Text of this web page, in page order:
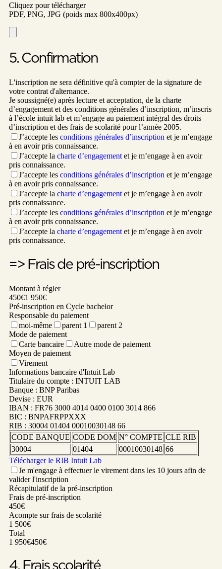
Cliquez pour télécharger
PDF, PNG, JPG (poids max 800x400px)
5. Confirmation
L'inscription ne sera définitive qu'à compter de la signature de
votre contrat d'alternance.
Je soussigné(e) après lecture et acceptation, de la charte
d’engagement et des conditions générales d’inscription, m’inscris
à l’école intuit lab et m’engage au paiement intégral des droits
d’inscription et des frais de scolarité pour l’année 2005.
J’accepte les conditions générales d’inscription et je m’engage
à en avoir pris connaissance.
J’accepte la charte d’engagement et je m’engage à en avoir
pris connaissance.
J’accepte les conditions générales d’inscription et je m’engage
à en avoir pris connaissance.
J’accepte la charte d’engagement et je m’engage à en avoir
pris connaissance.
J’accepte les conditions générales d’inscription et je m’engage
à en avoir pris connaissance.
J’accepte la charte d’engagement et je m’engage à en avoir
pris connaissance.
=> Frais de pré-inscription
Montant à régler
450€1 950€
Pré-inscription en Cycle bachelor
Responsable du paiement
moi-même
parent 1
parent 2
Mode de paiement
Carte bancaire
Autre mode de paiement
Moyen de paiement
Virement
Informations bancaire d'Intuit Lab
Titulaire du compte : INTUIT LAB
Banque : BNP Paribas
Devise : EUR
IBAN : FR76 3000 4014 0400 0100 3014 866
BIC : BNPAFRPPXXX
RIB : 30004 01404 00010030148 66
CODE BANQUE CODE DOM N° COMPTE CLE RIB
30004
01404 00010030148 66
Télécharger le RIB Intuit Lab
Je m'engage à effectuer le virement dans les 10 jours afin de
valider l'inscription
Récapitulatif de la pré-inscription
Frais de pré-inscription
450€
Acompte sur frais de scolarité
1 500€
Total
1 950€450€
4. Frais scolarité